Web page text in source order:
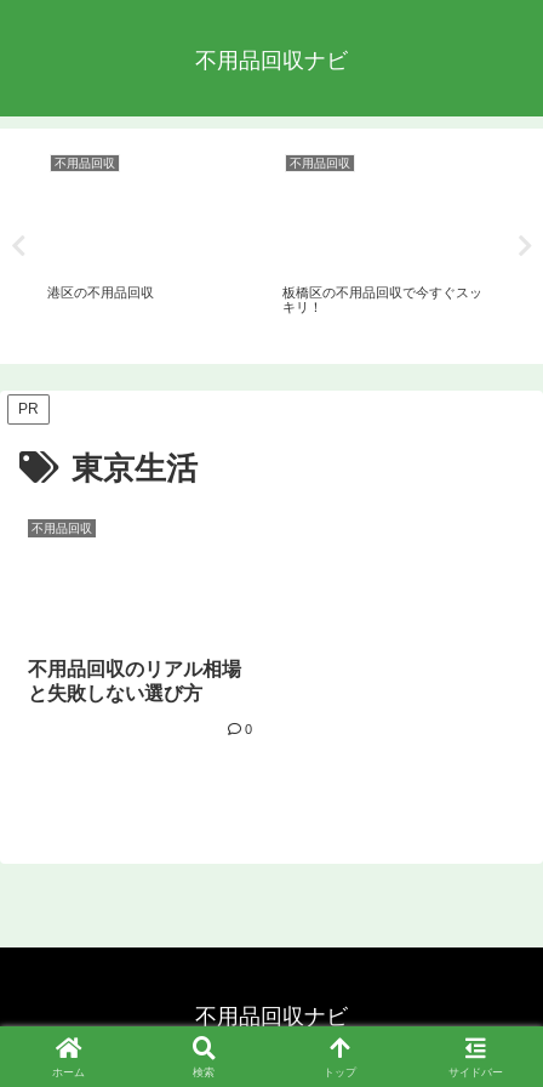
不用品回収ナビ
不用品回収
港区の不用品回収
不用品回収
板橋区の不用品回収で今すぐスッ
キリ！
PR
東京生活
不用品回収
不用品回収のリアル相場
と失敗しない選び方
0
不用品回収ナビ
© 2024 不用品回収ナビ.
ホーム 検索 トップ サイドバー